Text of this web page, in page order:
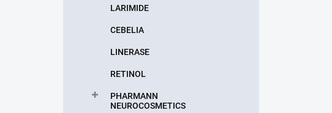
LARIMIDE
CEBELIA
LINERASE
RETINOL
PHARMANN
NEUROCOSMETICS